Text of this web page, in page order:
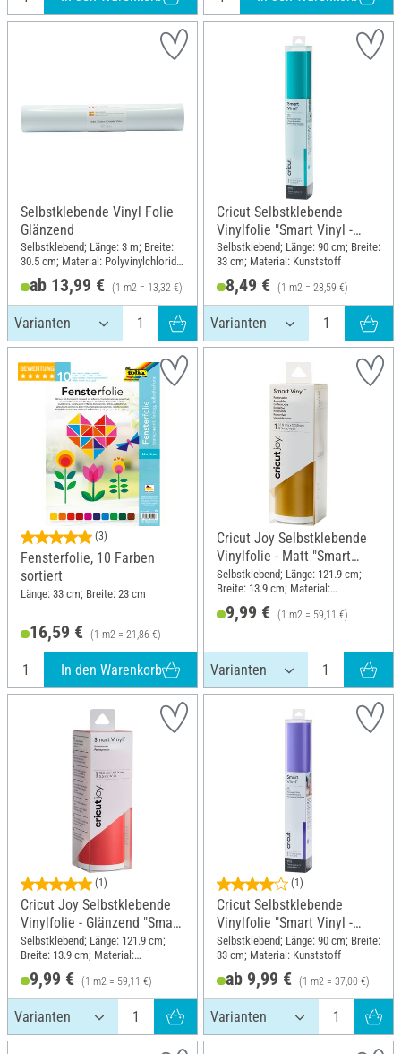
Selbstklebende Vinyl Folie
Glänzend
Selbstklebend; Länge: 3 m; Breite:
30.5 cm; Material: Polyvinylchlorid
(PVC)
ab 13,99 € (1 m2 = 13,32 €)
Cricut Selbstklebende
Vinylfolie "Smart Vinyl -
Removable", 33 x 90 cm
Selbstklebend; Länge: 90 cm; Breite:
33 cm; Material: Kunststoff
8,49 € (1 m2 = 28,59 €)
(3)
Fensterfolie, 10 Farben
sortiert
Länge: 33 cm; Breite: 23 cm
16,59 € (1 m2 = 21,86 €)
In den Warenkorb
Cricut Joy Selbstklebende
Vinylfolie - Matt "Smart
Vinyl - Removable", 13,9 x
12
Selbstklebend; Länge: 121.9 cm;
Breite: 13.9 cm; Material:
Kunststoff
9,99 € (1 m2 = 59,11 €)
(1)
Cricut Joy Selbstklebende
Vinylfolie - Glänzend "Smart
Vinyl - Permanent", 13,9
Selbstklebend; Länge: 121.9 cm;
Breite: 13.9 cm; Material:
9,99 € (1 m2 = 59,11 €)
(1)
Cricut Selbstklebende
Vinylfolie "Smart Vinyl -
Permanent", 33 x 90 cm
Selbstklebend; Länge: 90 cm; Breite:
33 cm; Material: Kunststoff
ab 9,99 € (1 m2 = 37,00 €)